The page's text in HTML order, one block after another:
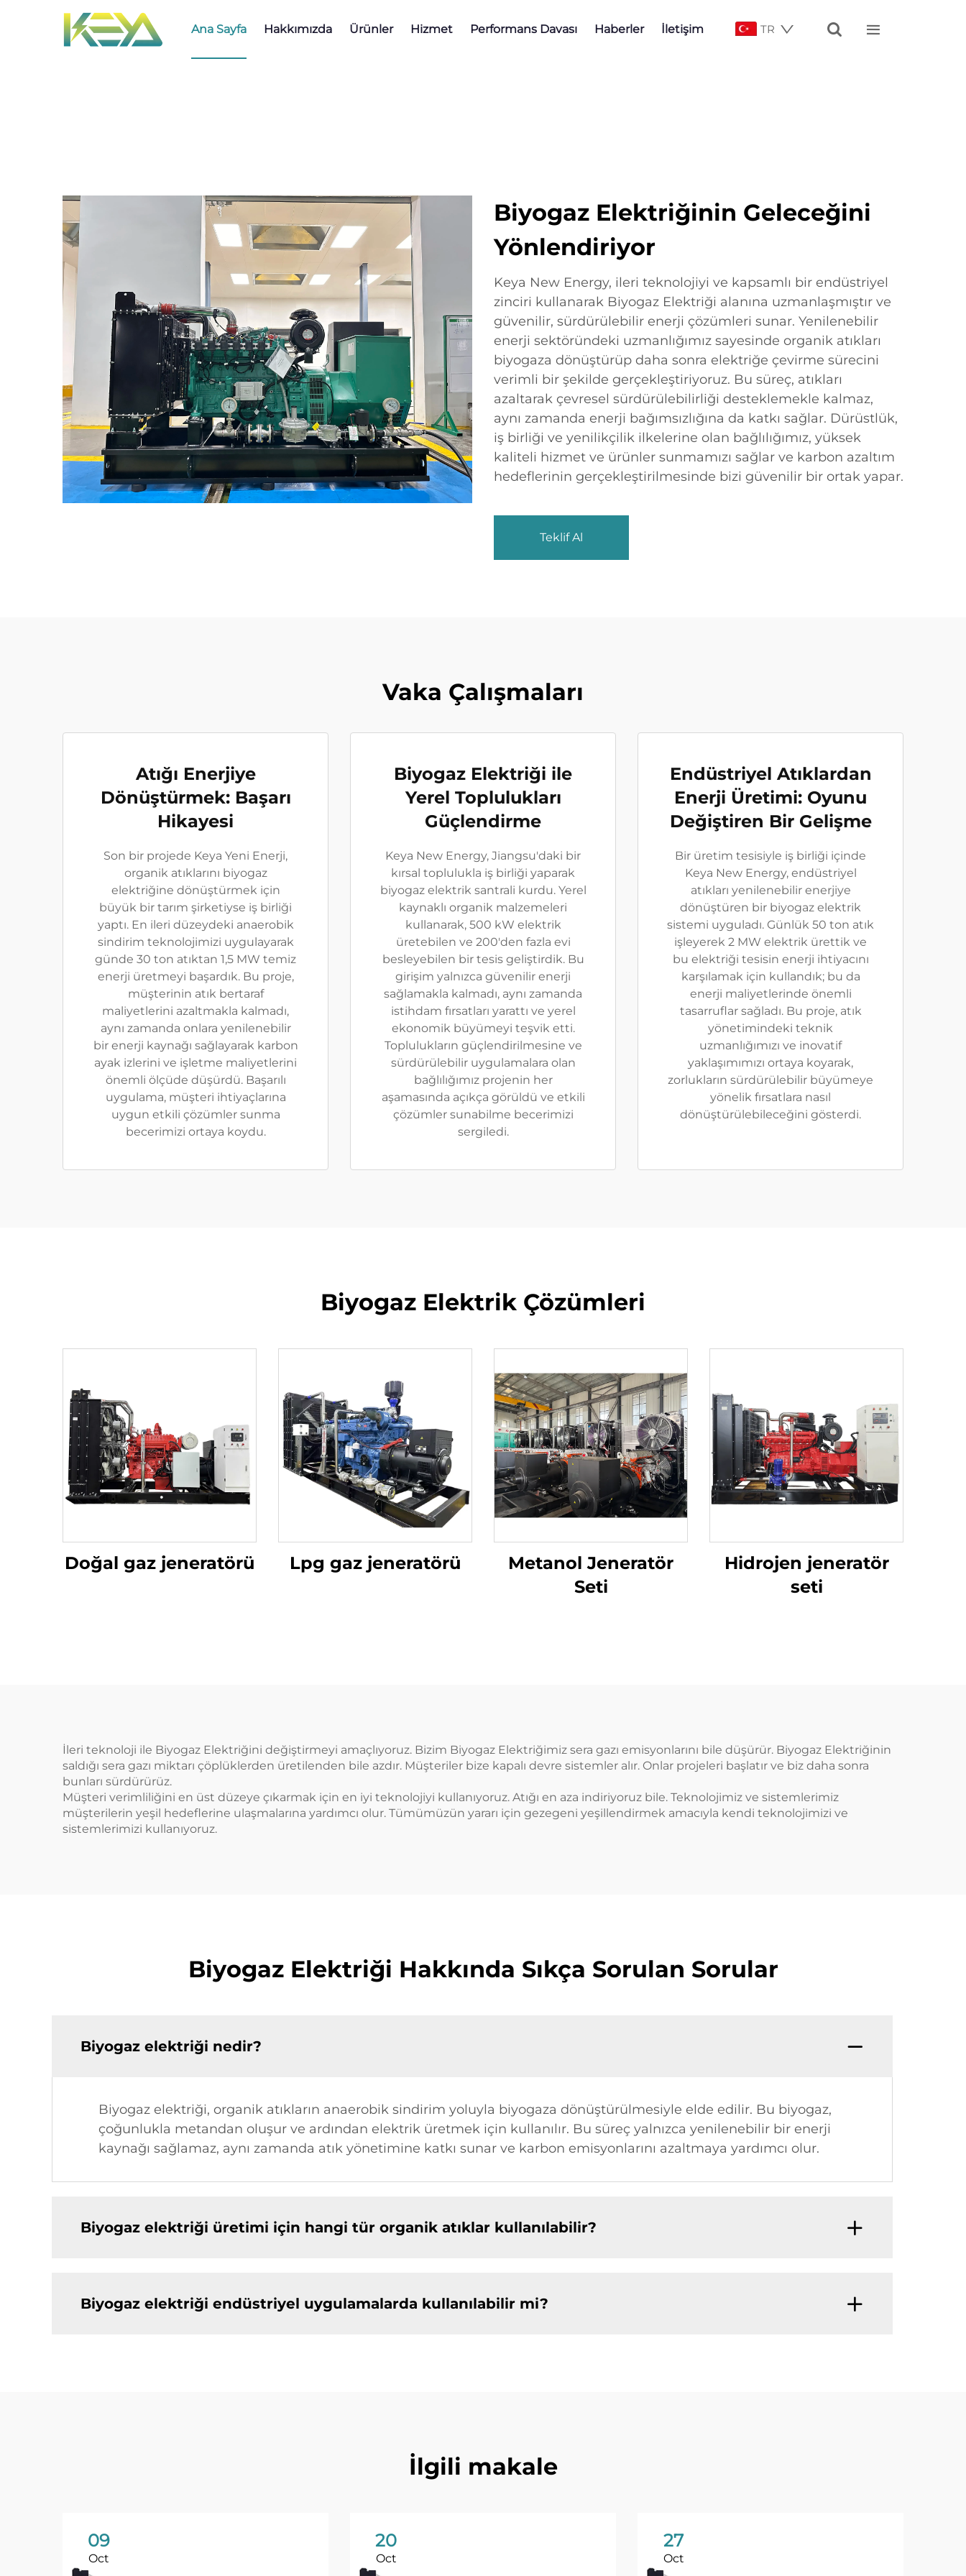
Ana Sayfa Hakkımızda Ürünler Hizmet Performans Davası Haberler İletişim TR  
Biyogaz Elektriğinin Geleceğini
Yönlendiriyor
Keya New Energy, ileri teknolojiyi ve kapsamlı bir endüstriyel
zinciri kullanarak Biyogaz Elektriği alanına uzmanlaşmıştır ve
güvenilir, sürdürülebilir enerji çözümleri sunar. Yenilenebilir
enerji sektöründeki uzmanlığımız sayesinde organik atıkları
biyogaza dönüştürüp daha sonra elektriğe çevirme sürecini
verimli bir şekilde gerçekleştiriyoruz. Bu süreç, atıkları
azaltarak çevresel sürdürülebilirliği desteklemekle kalmaz,
aynı zamanda enerji bağımsızlığına da katkı sağlar. Dürüstlük,
iş birliği ve yenilikçilik ilkelerine olan bağlılığımız, yüksek
kaliteli hizmet ve ürünler sunmamızı sağlar ve karbon azaltım
hedeflerinin gerçekleştirilmesinde bizi güvenilir bir ortak yapar.
Teklif Al
Vaka Çalışmaları
Atığı Enerjiye
Dönüştürmek: Başarı
Hikayesi
Son bir projede Keya Yeni Enerji,
organik atıklarını biyogaz
elektriğine dönüştürmek için
büyük bir tarım şirketiyse iş birliği
yaptı. En ileri düzeydeki anaerobik
sindirim teknolojimizi uygulayarak
günde 30 ton atıktan 1,5 MW temiz
enerji üretmeyi başardık. Bu proje,
müşterinin atık bertaraf
maliyetlerini azaltmakla kalmadı,
aynı zamanda onlara yenilenebilir
bir enerji kaynağı sağlayarak karbon
ayak izlerini ve işletme maliyetlerini
önemli ölçüde düşürdü. Başarılı
uygulama, müşteri ihtiyaçlarına
uygun etkili çözümler sunma
becerimizi ortaya koydu.
Biyogaz Elektriği ile
Yerel Toplulukları
Güçlendirme
Keya New Energy, Jiangsu'daki bir
kırsal toplulukla iş birliği yaparak
biyogaz elektrik santrali kurdu. Yerel
kaynaklı organik malzemeleri
kullanarak, 500 kW elektrik
üretebilen ve 200'den fazla evi
besleyebilen bir tesis geliştirdik. Bu
girişim yalnızca güvenilir enerji
sağlamakla kalmadı, aynı zamanda
istihdam fırsatları yarattı ve yerel
ekonomik büyümeyi teşvik etti.
Toplulukların güçlendirilmesine ve
sürdürülebilir uygulamalara olan
bağlılığımız projenin her
aşamasında açıkça görüldü ve etkili
çözümler sunabilme becerimizi
sergiledi.
Endüstriyel Atıklardan
Enerji Üretimi: Oyunu
Değiştiren Bir Gelişme
Bir üretim tesisiyle iş birliği içinde
Keya New Energy, endüstriyel
atıkları yenilenebilir enerjiye
dönüştüren bir biyogaz elektrik
sistemi uyguladı. Günlük 50 ton atık
işleyerek 2 MW elektrik ürettik ve
bu elektriği tesisin enerji ihtiyacını
karşılamak için kullandık; bu da
enerji maliyetlerinde önemli
tasarruflar sağladı. Bu proje, atık
yönetimindeki teknik
uzmanlığımızı ve inovatif
yaklaşımımızı ortaya koyarak,
zorlukların sürdürülebilir büyümeye
yönelik fırsatlara nasıl
dönüştürülebileceğini gösterdi.
Biyogaz Elektrik Çözümleri
Doğal gaz jeneratörü Lpg gaz jeneratörü
Metanol Jeneratör
Seti
Hidrojen jeneratör
seti
İleri teknoloji ile Biyogaz Elektriğini değiştirmeyi amaçlıyoruz. Bizim Biyogaz Elektriğimiz sera gazı emisyonlarını bile düşürür. Biyogaz Elektriğinin
saldığı sera gazı miktarı çöplüklerden üretilenden bile azdır. Müşteriler bize kapalı devre sistemler alır. Onlar projeleri başlatır ve biz daha sonra
bunları sürdürürüz.
Müşteri verimliliğini en üst düzeye çıkarmak için en iyi teknolojiyi kullanıyoruz. Atığı en aza indiriyoruz bile. Teknolojimiz ve sistemlerimiz
müşterilerin yeşil hedeflerine ulaşmalarına yardımcı olur. Tümümüzün yararı için gezegeni yeşillendirmek amacıyla kendi teknolojimizi ve
sistemlerimizi kullanıyoruz.
Biyogaz Elektriği Hakkında Sıkça Sorulan Sorular
Biyogaz elektriği nedir?
Biyogaz elektriği, organik atıkların anaerobik sindirim yoluyla biyogaza dönüştürülmesiyle elde edilir. Bu biyogaz,
çoğunlukla metandan oluşur ve ardından elektrik üretmek için kullanılır. Bu süreç yalnızca yenilenebilir bir enerji
kaynağı sağlamaz, aynı zamanda atık yönetimine katkı sunar ve karbon emisyonlarını azaltmaya yardımcı olur.
Biyogaz elektriği üretimi için hangi tür organik atıklar kullanılabilir?
Biyogaz elektriği endüstriyel uygulamalarda kullanılabilir mi?
İlgili makale
09
Oct
20
Oct
27
Oct